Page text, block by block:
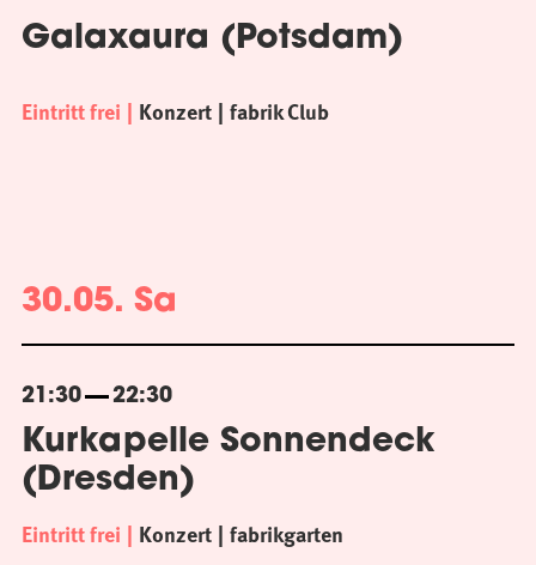
Galaxaura (Potsdam)
Eintritt frei Konzert fabrik Club
30.05. Sa
21:30 22:30
Kurkapelle Sonnendeck
(Dresden)
Eintritt frei Konzert fabrikgarten